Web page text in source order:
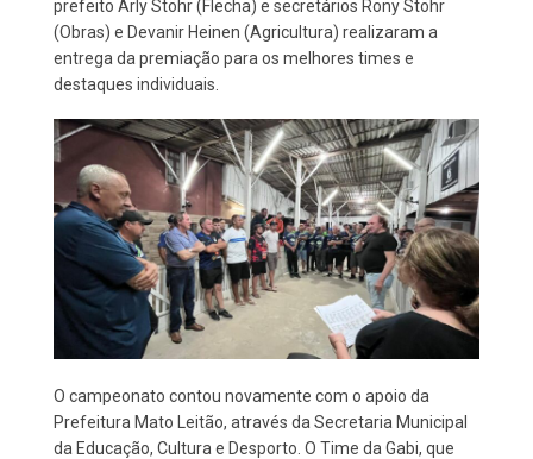
prefeito Arly Stöhr (Flecha) e secretários Rony Stöhr
(Obras) e Devanir Heinen (Agricultura) realizaram a
entrega da premiação para os melhores times e
destaques individuais.
O campeonato contou novamente com o apoio da
Prefeitura Mato Leitão, através da Secretaria Municipal
da Educação, Cultura e Desporto. O Time da Gabi, que